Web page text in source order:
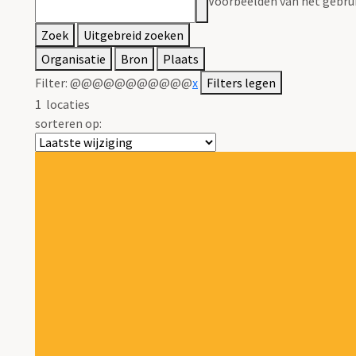
Zoek
Uitgebreid zoeken
Organisatie
Bron
Plaats
Filter: @@@@@@@@@@@x Filters legen
1 locaties
sorteren op: